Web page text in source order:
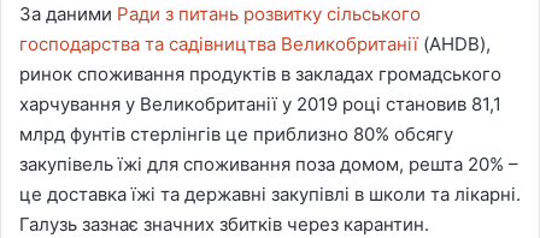
o
w
o
n
X
d
a
n
e
m
a
i
l
За даними Ради з питань розвитку сільського
господарства та садівництва Великобританії (AHDB),
ринок споживання продуктів в закладах громадського
харчування у Великобританії у 2019 році становив 81,1
млрд фунтів стерлінгів це приблизно 80% обсягу
закупівель їжі для споживання поза домом, решта 20% –
це доставка їжі та державні закупівлі в школи та лікарні.
Галузь зазнає значних збитків через карантин.